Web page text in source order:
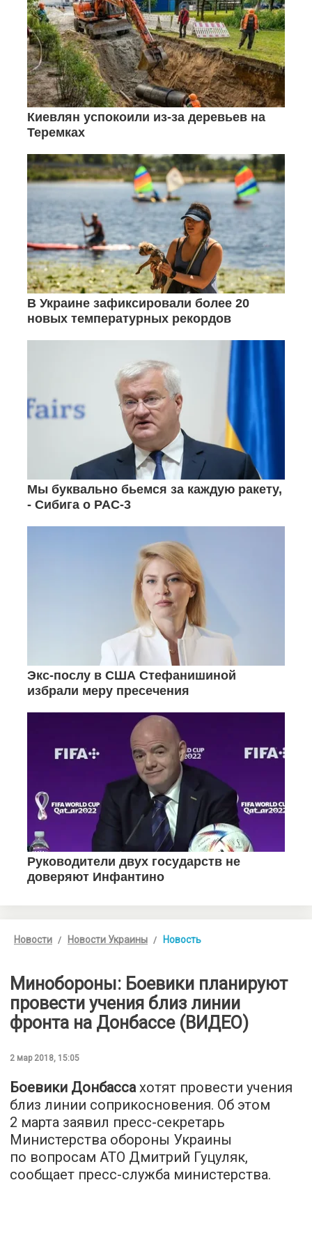
Новости Новости Украины Новость
Минобороны: Боевики планируют
провести учения близ линии
фронта на Донбассе (ВИДЕО)
2 мар 2018, 15:05
Боевики Донбассахотят провести учения
близ линии соприкосновения. Об этом
2 марта заявил пресс-секретарь
Министерства обороны Украины
по вопросам АТО Дмитрий Гуцуляк,
сообщает пресс-служба министерства.